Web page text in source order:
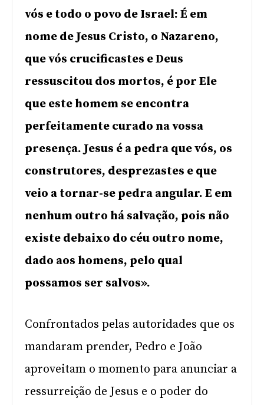
vós e todo o povo de Israel: É em
nome de Jesus Cristo, o Nazareno,
que vós crucificastes e Deus
ressuscitou dos mortos, é por Ele
que este homem se encontra
perfeitamente curado na vossa
presença. Jesus é a pedra que vós, os
construtores, desprezastes e que
veio a tornar-se pedra angular. E em
nenhum outro há salvação, pois não
existe debaixo do céu outro nome,
dado aos homens, pelo qual
possamos ser salvos».
Confrontados pelas autoridades que os
mandaram prender, Pedro e João
aproveitam o momento para anunciar a
ressurreição de Jesus e o poder do